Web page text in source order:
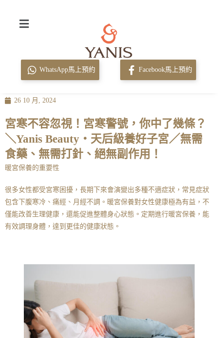
WhatsApp馬上預約 Facebook馬上預約
26 10 月, 2024
宮寒不容忽視！宮寒警號，你中了幾條？
＼Yanis Beauty・天后級養好子宮／無需
食藥、無需打針、絕無副作用！
暖宮保養的重要性
很多女性都受宮寒困擾，長期下來會演變出多種不適症狀，常見症狀
包含下腹寒冷、痛經、月經不調。暖宮保養對女性健康極為有益，不
僅能改善生理健康，還能促進整體身心狀態。定期進行暖宮保養，能
有效調理身體，達到更佳的健康狀態。